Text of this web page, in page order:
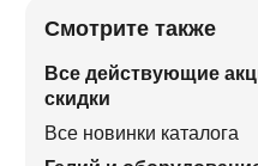
Смотрите также
Все действующие
скидки
Все новинки каталога